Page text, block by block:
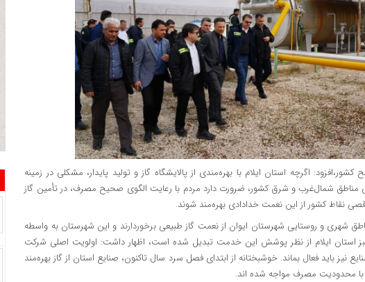
اگرچه استان ایلام با بهره‌مندی از پالایشگاه گاز و تولید پایدار، مشکلی در زمینه
مناطق شمال‌غرب و شرق کشور، ضرورت دارد مردم با رعایت الگوی صحیح مصرف، در تأمین گاز
نقاط کشور از این نعمت خدادادی بهره‌مند شوند.
شهری و روستایی شهرستان ایوان از نعمت گاز طبیعی برخوردارند و این شهرستان به‌ واسطه
استان ایلام از نظر پوشش این خدمت تبدیل شده است، اظهار داشت: اولویت اصلی شرکت
نیز باید فعال بماند. خوشبختانه از ابتدای فصل سرد سال تاکنون، صنایع استان از گاز بهره‌مند
با محدودیت مصرف مواجه شده اند.